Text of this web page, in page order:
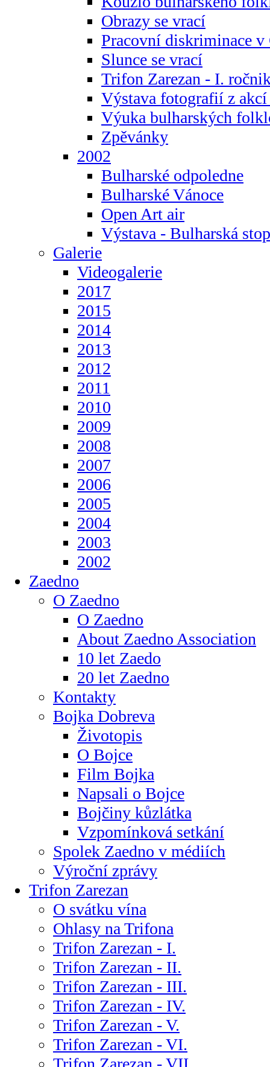
Obrazy se vrací
Pracovní diskriminace
Slunce se vrací
Trifon Zarezan - I.
Výstava fotografií z akcí
Výuka bulharských
Zpěvánky
2002
Bulharské odpoledne
Bulharské Vánoce
Open Art air
Výstava - Bulharská
Galerie
Videogalerie
2017
2015
2014
2013
2012
2011
2010
2009
2008
2007
2006
2005
2004
2003
2002
Zaedno
O Zaedno
O Zaedno
About Zaedno Association
10 let Zaedo
20 let Zaedno
Kontakty
Bojka Dobreva
Životopis
O Bojce
Film Bojka
Napsali o Bojce
Bojčiny kůzlátka
Vzpomínková setkání
Spolek Zaedno v médiích
Výroční zprávy
Trifon Zarezan
O svátku vína
Ohlasy na Trifona
Trifon Zarezan - I.
Trifon Zarezan - II.
Trifon Zarezan - III.
Trifon Zarezan - IV.
Trifon Zarezan - V.
Trifon Zarezan - VI.